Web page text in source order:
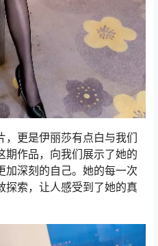
，更是伊丽莎有点白与我们
期作品，向我们展示了她的
深刻的自己。她的每一次
探索，让人感受到了她的真